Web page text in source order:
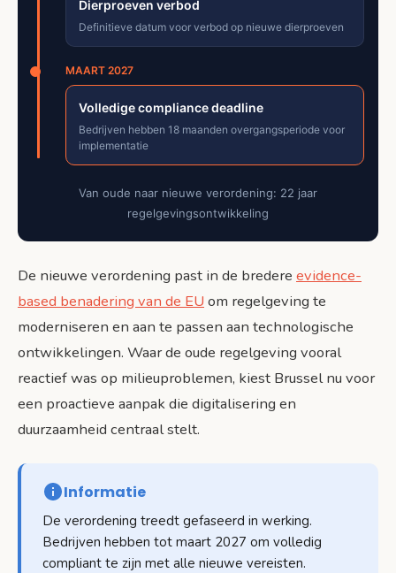
Dierproeven verbod
Definitieve datum voor verbod op nieuwe dierproeven
MAART 2027
Volledige compliance deadline
Bedrijven hebben 18 maanden overgangsperiode voor
implementatie
Van oude naar nieuwe verordening: 22 jaar
regelgevingsontwikkeling
De nieuwe verordening past in de bredere evidence-
based benadering van de EU om regelgeving te
moderniseren en aan te passen aan technologische
ontwikkelingen. Waar de oude regelgeving vooral
reactief was op milieuproblemen, kiest Brussel nu voor
een proactieve aanpak die digitalisering en
duurzaamheid centraal stelt.
Informatie
De verordening treedt gefaseerd in werking.
Bedrijven hebben tot maart 2027 om volledig
compliant te zijn met alle nieuwe vereisten.